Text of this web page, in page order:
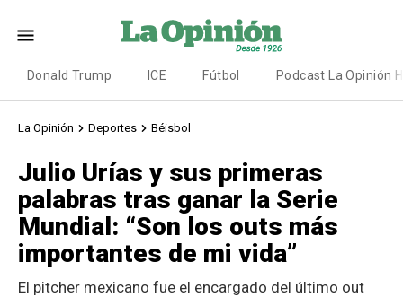
Donald Trump ICE Fútbol Podcast La Opinión
La Opinión Deportes Béisbol
Julio Urías y sus primeras
palabras tras ganar la Serie
Mundial: “Son los outs más
importantes de mi vida”
El pitcher mexicano fue el encargado del último out